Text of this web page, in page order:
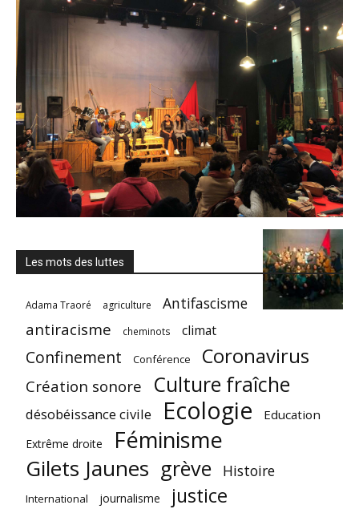
Les mots des luttes
Adama Traoré agriculture Antifascisme
antiracisme cheminots climat
Confinement Conférence Coronavirus
Création sonore Culture fraîche
désobéissance civile Ecologie Education
Extrême droite Féminisme
Gilets Jaunes grève Histoire
International journalisme justice